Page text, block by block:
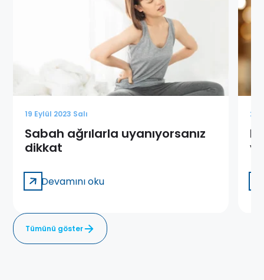
19 Eylül 2023 Salı
Sabah ağrılarla uyanıyorsanız
dikkat
Devamını oku
20
Tümünü göster